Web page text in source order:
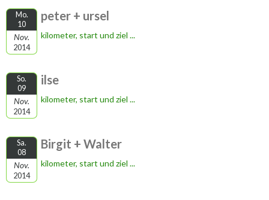
Mo.
10
Nov.
2014
peter + ursel
kilometer, start und ziel ...
So.
09
Nov.
2014
ilse
kilometer, start und ziel ...
Sa.
08
Nov.
2014
Birgit + Walter
kilometer, start und ziel ...